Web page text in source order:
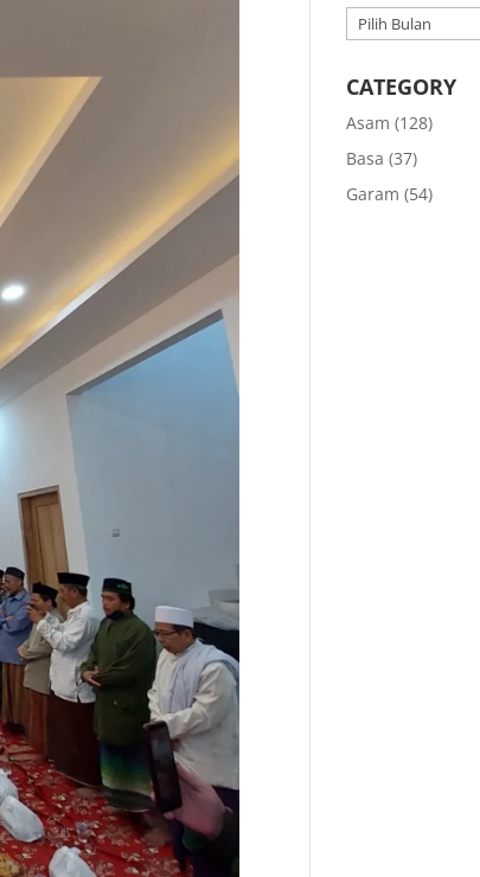
BLOG
ARCHIVES
CATEGORY
Asam (128)
Basa (37)
Garam (54)